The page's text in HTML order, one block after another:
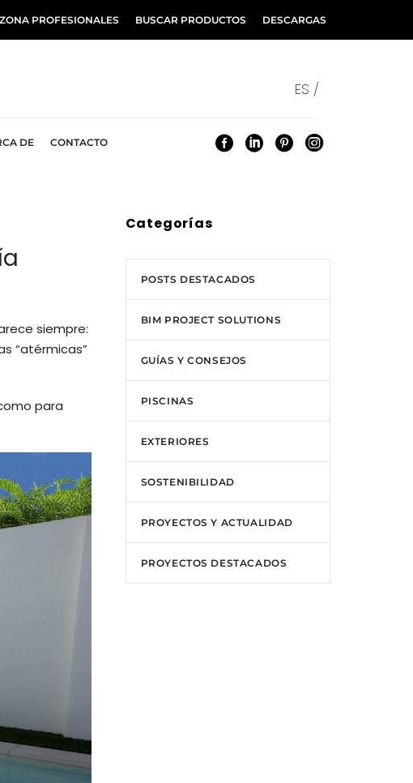
ZONA PROFESIONALES BUSCAR PRODUCTOS DESCARGAS
ES /
DE CONTACTO
siempre:
“atérmicas”
para
Categorías
POSTS DESTACADOS
BIM PROJECT SOLUTIONS
GUÍAS Y CONSEJOS
PISCINAS
EXTERIORES
SOSTENIBILIDAD
PROYECTOS Y ACTUALIDAD
PROYECTOS DESTACADOS